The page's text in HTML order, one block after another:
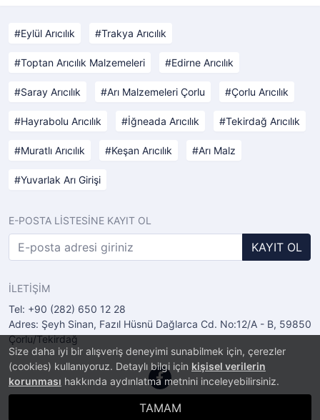
Size daha iyi bir alışveriş deneyimi sunabilmek için, çerezler
(cookies) kullanıyoruz. Detaylı bilgi için kişisel verilerin
korunması hakkında aydınlatma metnini inceleyebilirsiniz.
TAMAM
Eylül Arıcılık Trakya Arıcılık
Toptan Arıcılık Malzemeleri Edirne Arıcılık
Saray Arıcılık Arı Malzemeleri Çorlu Çorlu Arıcılık
Hayrabolu Arıcılık İğneada Arıcılık Tekirdağ Arıcılık
Muratlı Arıcılık Keşan Arıcılık Arı Malz
Yuvarlak Arı Girişi
E-POSTA LİSTESİNE KAYIT OL
KAYIT OL
İLETİŞİM
Tel: +90 (282) 650 12 28
Adres: Şeyh Sinan, Fazıl Hüsnü Dağlarca Cd. No:12/A - B, 59850
Çorlu/Tekirdağ
E-Ticaret Sistemi